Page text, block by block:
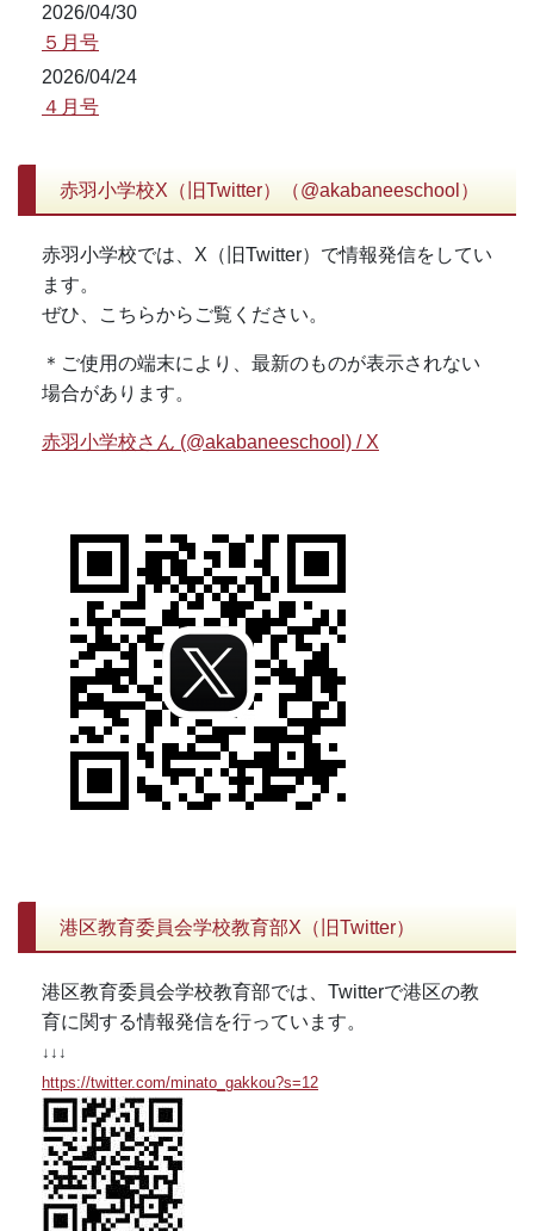
2026/04/30
５月号
2026/04/24
４月号
赤羽小学校X（旧Twitter）（@akabaneeschool）
赤羽小学校では、X（旧Twitter）で情報発信をしてい
ます。
ぜひ、こちらからご覧ください。
＊ご使用の端末により、最新のものが表示されない
場合があります。
赤羽小学校さん (@akabaneeschool) / X
港区教育委員会学校教育部X（旧Twitter）
港区教育委員会学校教育部では、Twitterで港区の教
育に関する情報発信を行っています。
↓↓↓
https://twitter.com/minato_gakkou?s=12